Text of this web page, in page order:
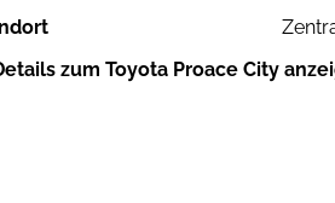
zum Toyota Proace City